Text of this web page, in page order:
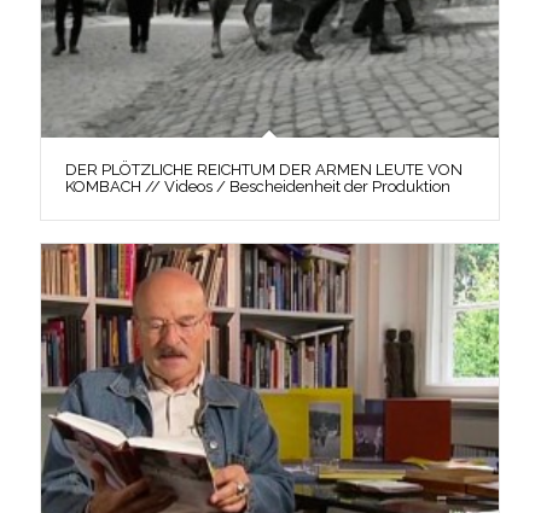
DER PLÖTZLICHE REICHTUM DER ARMEN LEUTE VON
KOMBACH // Videos / Bescheidenheit der Produktion